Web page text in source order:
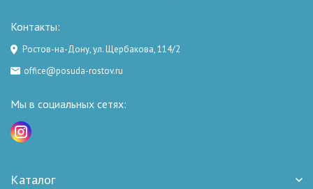
Контакты:
Ростов-на-Дону, ул. Щербакова, 114/2
office@posuda-rostov.ru
Мы в социальных сетях:
Каталог